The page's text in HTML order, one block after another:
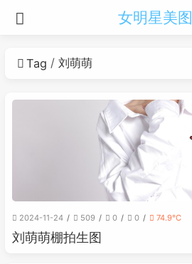
女明星美图
Tag 刘萌萌
2024-11-24 509 0 0 74.9℃
刘萌萌棚拍生图